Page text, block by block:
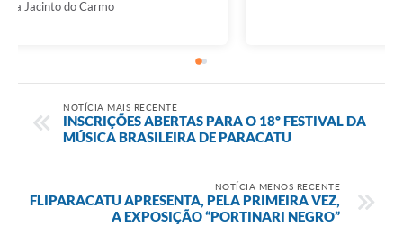
NOTÍCIA MAIS RECENTE
INSCRIÇÕES ABERTAS PARA O 18º FESTIVAL DA
MÚSICA BRASILEIRA DE PARACATU
NOTÍCIA MENOS RECENTE
FLIPARACATU APRESENTA, PELA PRIMEIRA VEZ,
A EXPOSIÇÃO “PORTINARI NEGRO”